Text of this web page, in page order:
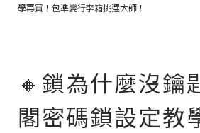
學再買！包準變行李箱挑選大師！
🔸 鎖為什麼沒鑰
閣密碼鎖設定教